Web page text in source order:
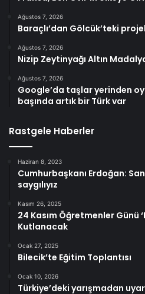
Ağustos 7, 2026
Baraçlı’dan Gölcük’teki
Ağustos 7, 2026
Nizip Zeytinyağı Altın
Ağustos 7, 2026
Google’da taşlar yerinden
başında artık bir Türk var
Rastgele Haberler
Haziran 8, 2023
Cumhurbaşkanı Erdoğan:
saygılıyız
Kasım 26, 2025
24 Kasım Öğretmenler Günü
Kutlanacak
Ocak 27, 2025
Bilecik’te Eğitim Toplantısı
Ocak 10, 2026
Türkiye’deki yarışmadan